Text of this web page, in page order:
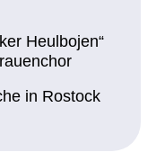
Heulbojen“
in Rostock